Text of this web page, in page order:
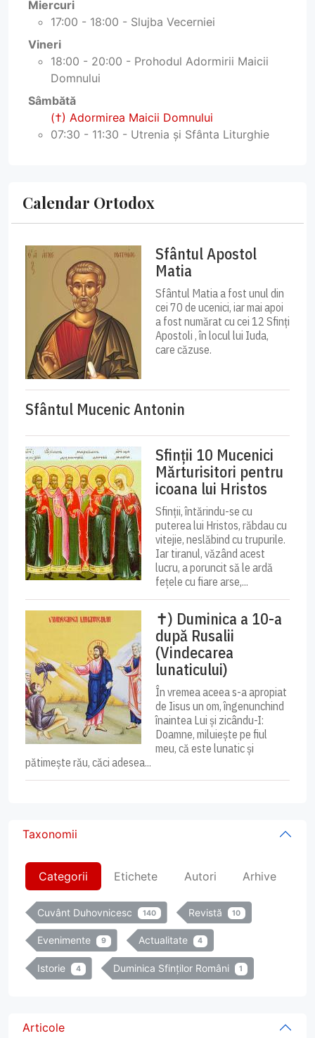
Miercuri
17:00 - 18:00 - Slujba Vecerniei
Vineri
18:00 - 20:00 - Prohodul Adormirii Maicii
Domnului
Sâmbătă
(†) Adormirea Maicii Domnului
07:30 - 11:30 - Utrenia și Sfânta Liturghie
Calendar Ortodox
Sfântul Apostol
Matia
Sfântul Matia a fost unul din
cei 70 de ucenici, iar mai apoi
a fost numărat cu cei 12 Sfinți
Apostoli , în locul lui Iuda,
care căzuse.
Sfântul Mucenic Antonin
Sfinții 10 Mucenici
Mărturisitori pentru
icoana lui Hristos
Sfinții, întărindu-se cu
puterea lui Hristos, răbdau cu
vitejie, neslăbind cu trupurile.
Iar tiranul, văzând acest
lucru, a poruncit să le ardă
fețele cu fiare arse,...
✝) Duminica a 10-a
după Rusalii
(Vindecarea
lunaticului)
În vremea aceea s-a apropiat
de Iisus un om, îngenunchind
înaintea Lui și zicându-I:
Doamne, miluiește pe fiul
meu, că este lunatic și
pătimește rău, căci adesea...
Taxonomii
Categorii Etichete Autori Arhive
Cuvânt Duhovnicesc 140 Revistă 10
Evenimente 9 Actualitate 4
Istorie 4 Duminica Sfinților Români 1
Articole